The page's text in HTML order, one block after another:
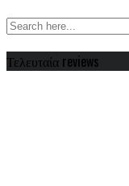
Τελευταία reviews